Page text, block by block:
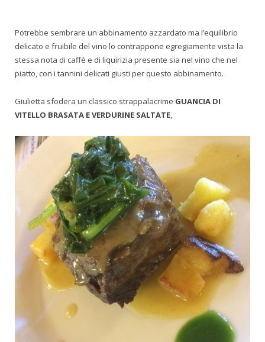
Potrebbe sembrare un abbinamento azzardato ma l’equilibrio
delicato e fruibile del vino lo contrappone egregiamente vista la
stessa nota di caffè e di liquirizia presente sia nel vino che nel
piatto, con i tannini delicati giusti per questo abbinamento.
Giulietta sfodera un classico strappalacrime GUANCIA DI
VITELLO BRASATA E VERDURINE SALTATE,